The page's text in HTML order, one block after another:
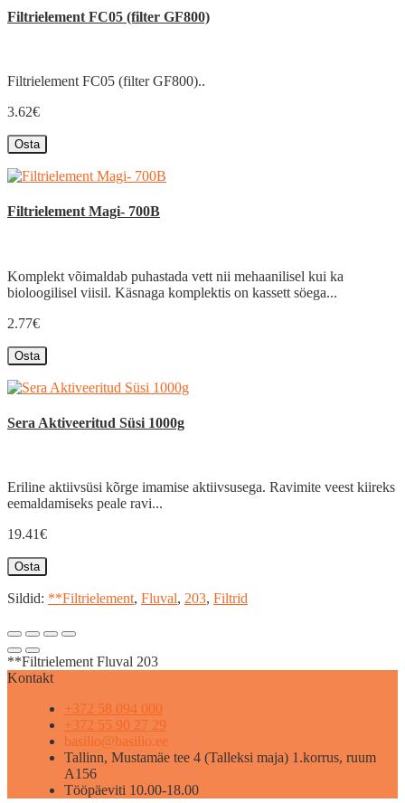
Filtrielement FC05 (filter GF800)
Filtrielement FC05 (filter GF800)..
3.62€
Osta
Filtrielement Magi- 700B
Komplekt võimaldab puhastada vett nii mehaanilisel kui ka
bioloogilisel viisil. Käsnaga komplektis on kassett söega...
2.77€
Osta
Sera Aktiveeritud Süsi 1000g
Eriline aktiivsüsi kõrge imamise aktiivsusega. Ravimite veest kiireks
eemaldamiseks peale ravi...
19.41€
Osta
Sildid: **Filtrielement, Fluval, 203, Filtrid
**Filtrielement Fluval 203
Kontakt
+372 58 094 000
+372 55 90 27 29
basilio@basilio.ee
Tallinn, Mustamäe tee 4 (Talleksi maja) 1.korrus, ruum
A156
Tööpäeviti 10.00-18.00